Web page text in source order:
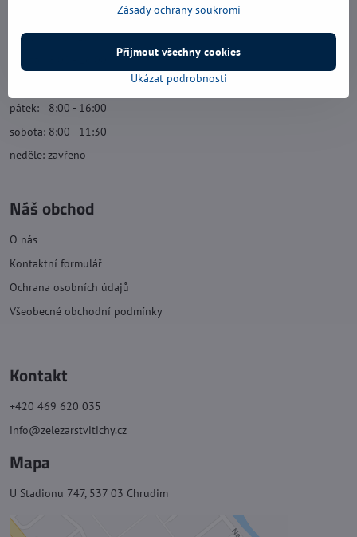
úterý: 8:00 - 17:00
pátek: 8:00 - 16:00
sobota: 8:00 - 11:30
neděle: zavřeno
Náš obchod
O nás
Kontaktní formulář
Ochrana osobních údajů
Všeobecné obchodní podmínky
Kontakt
+420 469 620 035
info@zelezarstvitichy.cz
Mapa
U Stadionu 747, 537 03 Chrudim
Zásady ochrany soukromí
Ukázat podrobnosti
Přijmout všechny cookies